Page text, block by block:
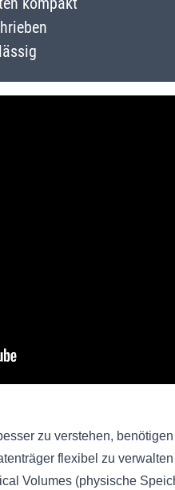
zu verstehen,
flexibel zu
Volumes (physische